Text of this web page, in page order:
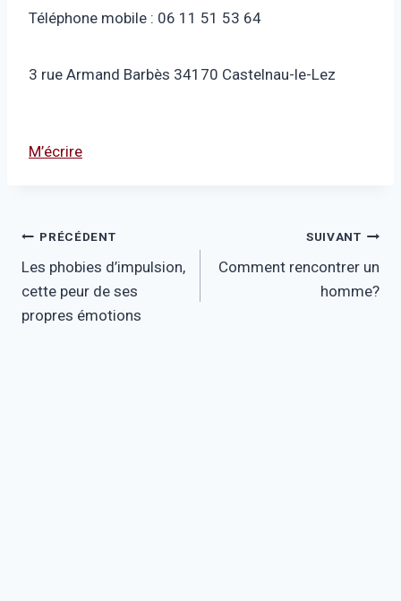
Téléphone mobile : 06 11 51 53 64
3 rue Armand Barbès 34170 Castelnau-le-Lez
M’écrire
Navigation
de
l’article
PRÉCÉDENT
Les phobies d’impulsion,
cette peur de ses
propres émotions
SUIVANT
Comment rencontrer un
homme?